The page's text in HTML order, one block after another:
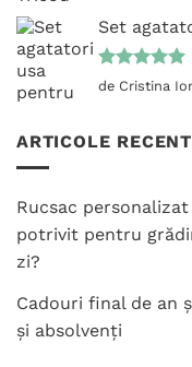
Set
Evaluat la
de Cristina
ARTICOLE
Rucsac
potrivit pentru
zi?
Cadouri final de an
și absolvenți